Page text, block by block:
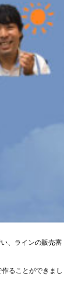
、ラインの販売審
ることができまし